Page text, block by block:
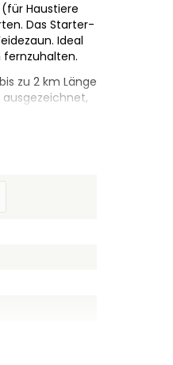
Haustiere
Das Starter-
Ideal
fernzuhalten.
zu 2 km Länge